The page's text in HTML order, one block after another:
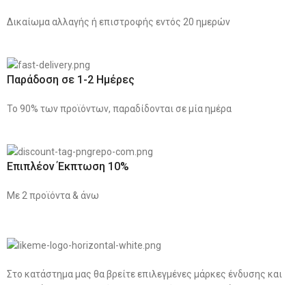
Δικαίωμα αλλαγής ή επιστροφής εντός 20 ημερών
Παράδοση σε 1-2 Ημέρες
Το 90% των προϊόντων, παραδίδονται σε μία ημέρα
Επιπλέον Έκπτωση 10%
Με 2 προϊόντα & άνω
Στο κατάστημα μας θα βρείτε επιλεγμένες μάρκες ένδυσης και